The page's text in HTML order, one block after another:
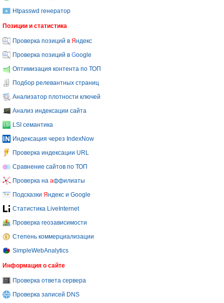
Htpasswd генератор
Позиции и статистика
Проверка позиций в Яндекс
Проверка позиций в Google
Оптимизация контента по ТОП
Подбор релевантных страниц
Анализатор плотности ключей
Анализ индексации сайта
LSI семантика
Индексация через IndexNow
Проверка индексации URL
Сравнение сайтов по ТОП
Проверка на аффилиаты
Подсказки Яндекс и Google
Статистика LiveInternet
Проверка геозависимости
Степень коммерциализации
SimpleWebAnalytics
Информация о сайте
Проверка ответа сервера
Проверка записей DNS